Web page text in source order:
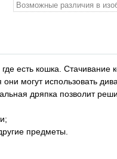
Возможные различия в
есть кошка. Стачивание
могут использовать
дряпка позволит
предметы.